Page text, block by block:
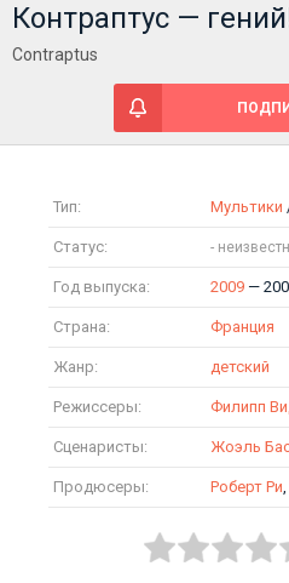
Контраптус —
Contraptus
Тип: Мультики
Статус:
Год выпуска: 2009 —
Страна: Франция
Жанр: детский
Режиссеры: Филипп
Сценаристы: Жоэль
Продюсеры: Роберт Ри,